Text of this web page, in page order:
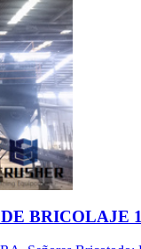
BRICOLAJE 1